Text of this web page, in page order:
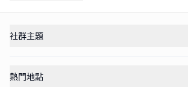
社群主題
熱門地點